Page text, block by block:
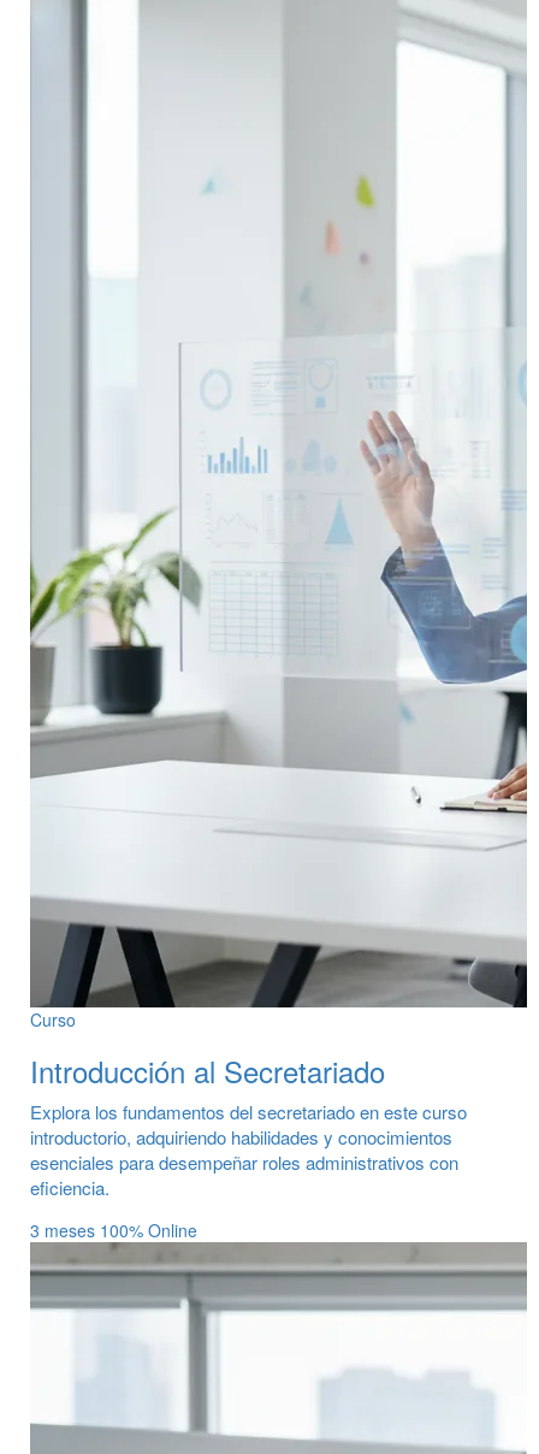
Curso
Introducción al Secretariado
Explora los fundamentos del secretariado en este curso
introductorio, adquiriendo habilidades y conocimientos
esenciales para desempeñar roles administrativos con
eficiencia.
3 meses 100% Online